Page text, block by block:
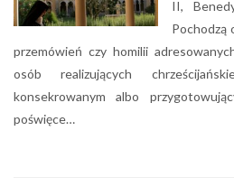
II,
Pochodzą
przemówień czy homilii
osób realizujących
konsekrowanym albo
poświęce…